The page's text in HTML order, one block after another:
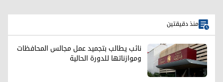
منذ دقيقتين
نائب يطالب بتجميد عمل مجالس المحافظات
وموازناتها للدورة الحالية